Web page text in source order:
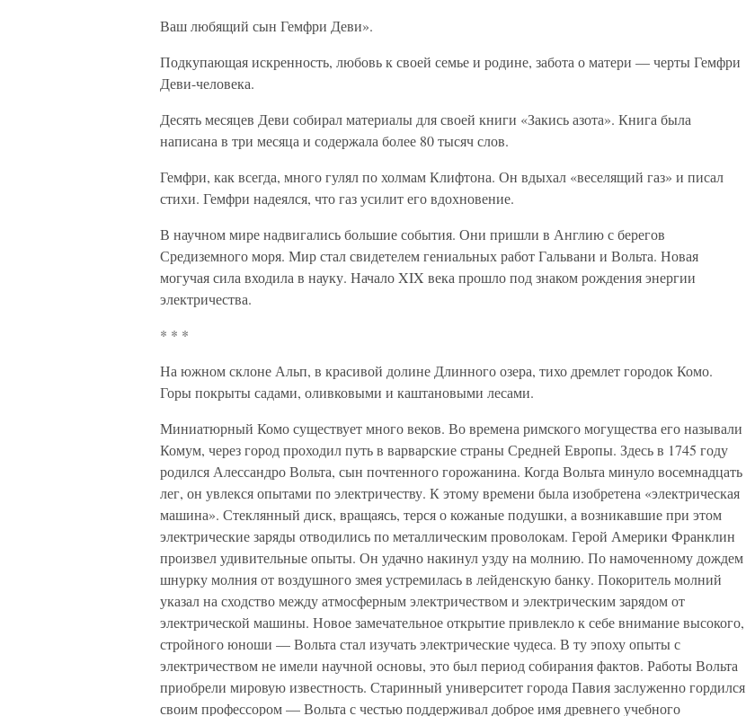
Ваш любящий сын Гемфри Деви».
Подкупающая искренность, любовь к своей семье и родине, забота о матери — черты Гемфри
Деви-человека.
Десять месяцев Деви собирал материалы для своей книги «Закись азота». Книга была
написана в три месяца и содержала более 80 тысяч слов.
Гемфри, как всегда, много гулял по холмам Клифтона. Он вдыхал «веселящий газ» и писал
стихи. Гемфри надеялся, что газ усилит его вдохновение.
В научном мире надвигались большие события. Они пришли в Англию с берегов
Средиземного моря. Мир стал свидетелем гениальных работ Гальвани и Вольта. Новая
могучая сила входила в науку. Начало XIX века прошло под знаком рождения энергии
электричества.
* * *
На южном склоне Альп, в красивой долине Длинного озера, тихо дремлет городок Комо.
Горы покрыты садами, оливковыми и каштановыми лесами.
Миниатюрный Комо существует много веков. Во времена римского могущества его называли
Комум, через город проходил путь в варварские страны Средней Европы. Здесь в 1745 году
родился Алессандро Вольта, сын почтенного горожанина. Когда Вольта минуло восемнадцать
лег, он увлекся опытами по электричеству. К этому времени была изобретена «электрическая
машина». Стеклянный диск, вращаясь, терся о кожаные подушки, а возникавшие при этом
электрические заряды отводились по металлическим проволокам. Герой Америки Франклин
произвел удивительные опыты. Он удачно накинул узду на молнию. По намоченному дождем
шнурку молния от воздушного змея устремилась в лейденскую банку. Покоритель молний
указал на сходство между атмосферным электричеством и электрическим зарядом от
электрической машины. Новое замечательное открытие привлекло к себе внимание высокого,
стройного юноши — Вольта стал изучать электрические чудеса. В ту эпоху опыты с
электричеством не имели научной основы, это был период собирания фактов. Работы Вольта
приобрели мировую известность. Старинный университет города Павия заслуженно гордился
своим профессором — Вольта с честью поддерживал доброе имя древнего учебного